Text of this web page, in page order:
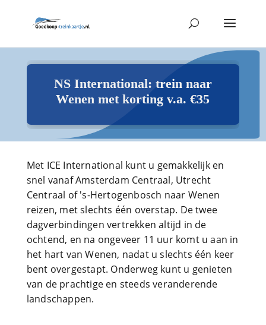
NS International: trein naar
Wenen met korting v.a. €35
Met ICE International kunt u gemakkelijk en
snel vanaf Amsterdam Centraal, Utrecht
Centraal of 's-Hertogenbosch naar Wenen
reizen, met slechts één overstap. De twee
dagverbindingen vertrekken altijd in de
ochtend, en na ongeveer 11 uur komt u aan in
het hart van Wenen, nadat u slechts één keer
bent overgestapt. Onderweg kunt u genieten
van de prachtige en steeds veranderende
landschappen.